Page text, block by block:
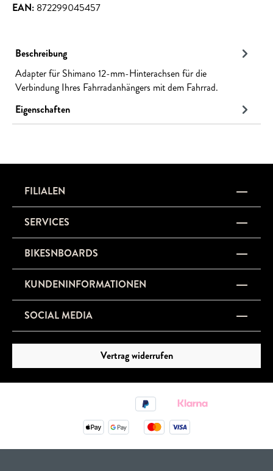
EAN: 872299045457
Beschreibung
Adapter für Shimano 12-mm-Hinterachsen für die
Verbindung Ihres Fahrradanhängers mit dem Fahrrad.
Eigenschaften
FILIALEN
SERVICES
BIKESNBOARDS
KUNDENINFORMATIONEN
SOCIAL MEDIA
Vertrag widerrufen